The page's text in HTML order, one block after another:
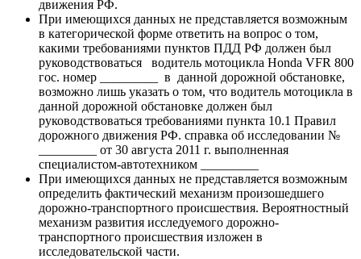
движения РФ.
При имеющихся данных не представляется возможным
в категорической форме ответить на вопрос о том,
какими требованиями пунктов ПДД РФ должен был
руководствоваться водитель мотоцикла Hondа VFR 800
гос. номер _________ в данной дорожной обстановке,
возможно лишь указать о том, что водитель мотоцикла в
данной дорожной обстановке должен был
руководствоваться требованиями пункта 10.1 Правил
дорожного движения РФ. справка об исследовании №
_________ от 30 августа 2011 г. выполненная
специалистом-автотехником _________
При имеющихся данных не представляется возможным
определить фактический механизм произошедшего
дорожно-транспортного происшествия. Вероятностный
механизм развития исследуемого дорожно-
транспортного происшествия изложен в
исследовательской части.